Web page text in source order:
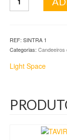
REF: SINTRA 1
Categorias: Candeeiros
Light Space